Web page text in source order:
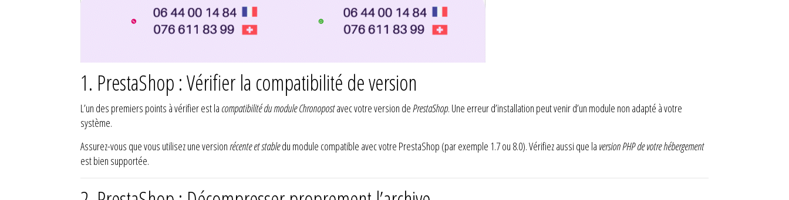
1. PrestaShop : Vérifier la compatibilité de version
L’un des premiers points à vérifier est la compatibilité du module Chronopostavec votre version dePrestaShop. Une erreur d’installation peut venir d’un module non adapté à votre
système.
Assurez-vous que vous utilisez une versionrécente et stabledu module compatible avec votre PrestaShop (par exemple 1.7 ou 8.0). Vérifiez aussi que la version PHP de votre hébergement
est bien supportée.